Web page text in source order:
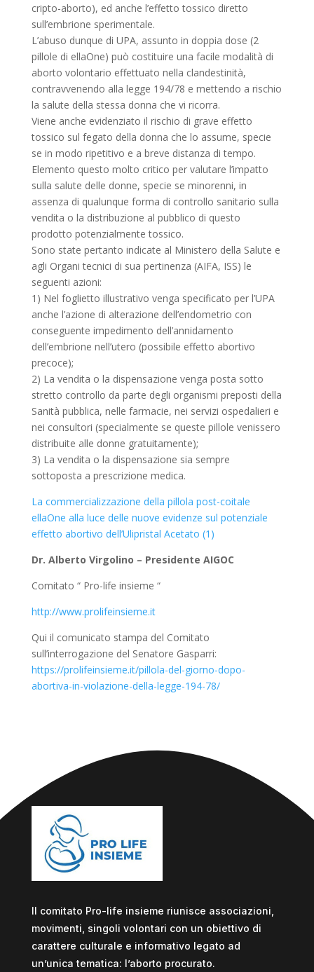
cripto-aborto), ed anche l’effetto tossico diretto
sull’embrione sperimentale.
L’abuso dunque di UPA, assunto in doppia dose (2
pillole di ellaOne) può costituire una facile modalità di
aborto volontario effettuato nella clandestinità,
contravvenendo alla legge 194/78 e mettendo a rischio
la salute della stessa donna che vi ricorra.
Viene anche evidenziato il rischio di grave effetto
tossico sul fegato della donna che lo assume, specie
se in modo ripetitivo e a breve distanza di tempo.
Elemento questo molto critico per valutare l’impatto
sulla salute delle donne, specie se minorenni, in
assenza di qualunque forma di controllo sanitario sulla
vendita o la distribuzione al pubblico di questo
prodotto potenzialmente tossico.
Sono state pertanto indicate al Ministero della Salute e
agli Organi tecnici di sua pertinenza (AIFA, ISS) le
seguenti azioni:
1) Nel foglietto illustrativo venga specificato per l’UPA
anche l’azione di alterazione dell’endometrio con
conseguente impedimento dell’annidamento
dell’embrione nell’utero (possibile effetto abortivo
precoce);
2) La vendita o la dispensazione venga posta sotto
stretto controllo da parte degli organismi preposti della
Sanità pubblica, nelle farmacie, nei servizi ospedalieri e
nei consultori (specialmente se queste pillole venissero
distribuite alle donne gratuitamente);
3) La vendita o la dispensazione sia sempre
sottoposta a prescrizione medica.
La commercializzazione della pillola post-coitale
ellaOne alla luce delle nuove evidenze sul potenziale
effetto abortivo dell’Ulipristal Acetato (1)
Dr. Alberto Virgolino – Presidente AIGOC
Comitato “ Pro-life insieme “
http://www.prolifeinsieme.it
Qui il comunicato stampa del Comitato
sull’interrogazione del Senatore Gasparri:
https://prolifeinsieme.it/pillola-del-giorno-dopo-
abortiva-in-violazione-della-legge-194-78/
Il comitato Pro-life insieme riunisce associazioni,
movimenti, singoli volontari con un obiettivo di
carattere culturale e informativo legato ad
un’unica tematica: l’aborto procurato.